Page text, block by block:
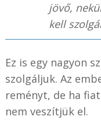
jövő,
kell
Ez is egy nagyon
szolgáljuk. Az
reményt, de ha
nem veszítjük el.